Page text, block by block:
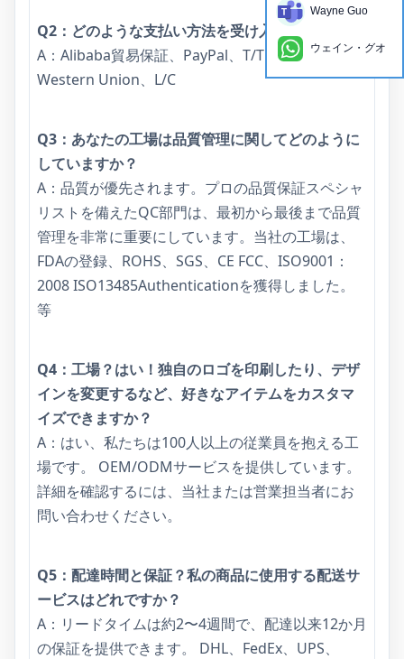
Q2：どのような支払い方法を受け入れますか？
A：Alibaba貿易保証、PayPal、T/T、銀行譲渡、
Western Union、L/C
Q3：あなたの工場は品質管理に関してどのように
していますか？
A：品質が優先されます。プロの品質保証スペシャ
リストを備えたQC部門は、最初から最後まで品質
管理を非常に重要にしています。当社の工場は、
FDAの登録、ROHS、SGS、CE FCC、ISO9001：
2008 ISO13485Authenticationを獲得しました。
等
Q4：工場？はい！独自のロゴを印刷したり、デザ
インを変更するなど、好きなアイテムをカスタマ
イズできますか？
A：はい、私たちは100人以上の従業員を抱える工
場です。 OEM/ODMサービスを提供しています。
詳細を確認するには、当社または営業担当者にお
問い合わせください。
Q5：配達時間と保証？私の商品に使用する配送サ
ービスはどれですか？
A：リードタイムは約2〜4週間で、配達以来12か月
の保証を提供できます。 DHL、FedEx、UPS、
Wayne Guo
ウェイン・グオ